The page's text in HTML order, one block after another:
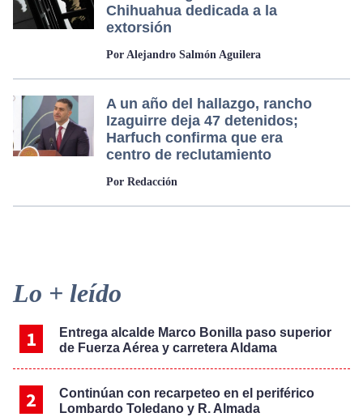
Chihuahua dedicada a la
extorsión
Por Alejandro Salmón Aguilera
A un año del hallazgo, rancho
Izaguirre deja 47 detenidos;
Harfuch confirma que era
centro de reclutamiento
Por Redacción
Primary
Sidebar
Lo + leído
Entrega alcalde Marco Bonilla paso superior
de Fuerza Aérea y carretera Aldama
Continúan con recarpeteo en el periférico
Lombardo Toledano y R. Almada